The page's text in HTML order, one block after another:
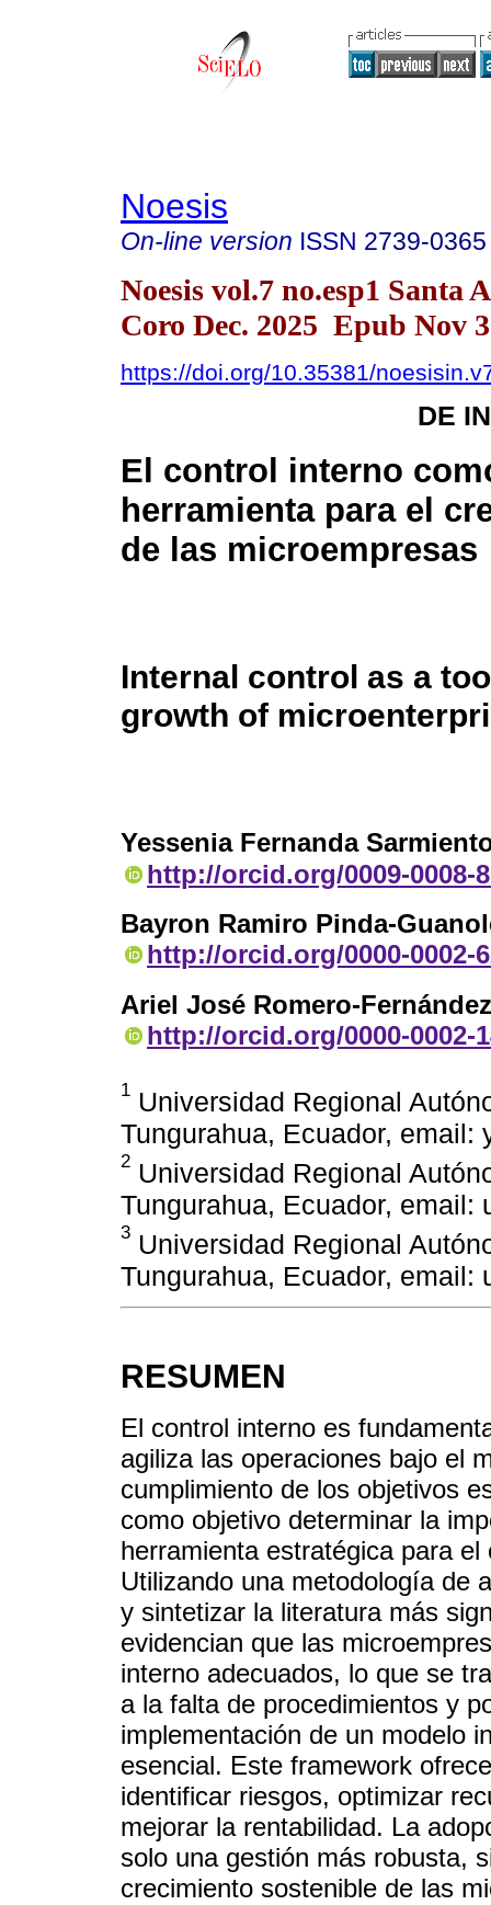
Noesis
On-line version ISSN 2739-0365
Noesis vol.7 no.esp1 Santa
Coro Dec. 2025 Epub Nov
https://doi.org/10.35381/
DE
El control interno
herramienta para el
de las microempresas
Internal control as a
growth of
Yessenia Fernanda
http://orcid.org/0009-0008-
Bayron Ramiro Pinda-
http://orcid.org/0000-0002-
Ariel José Romero-Fernández
http://orcid.org/0000-0002-
1 Universidad Regional
Tungurahua, Ecuador,
2 Universidad Regional
Tungurahua, Ecuador, email:
3 Universidad Regional
Tungurahua, Ecuador, email:
RESUMEN
El control interno es
agiliza las operaciones bajo el
cumplimiento de los objetivos
como objetivo determinar la
herramienta estratégica para
Utilizando una metodología de
y sintetizar la literatura más
evidencian que las
interno adecuados, lo que se
a la falta de procedimientos y
implementación de un modelo
esencial. Este framework
identificar riesgos, optimizar
mejorar la rentabilidad. La
solo una gestión más robusta,
crecimiento sostenible de las